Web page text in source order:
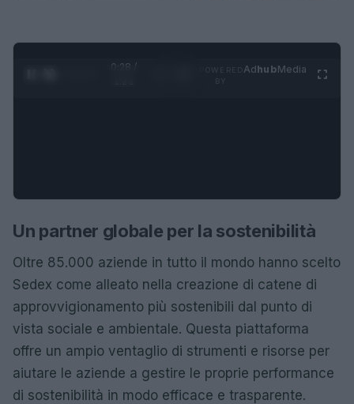
0:28 /
AdhubMedia
Un partner globale per la sostenibilità
Oltre 85.000 aziende in tutto il mondo hanno scelto
Sedex come alleato nella creazione di catene di
approvvigionamento più sostenibili dal punto di
vista sociale e ambientale. Questa piattaforma
offre un ampio ventaglio di strumenti e risorse per
aiutare le aziende a gestire le proprie performance
di sostenibilità in modo efficace e trasparente.